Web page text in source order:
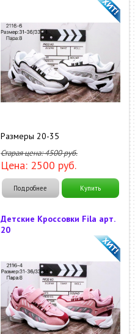
Размеры 20-35
Старая цена:4500руб.
Цена: 2500 руб.
Подробнее Купить
Детские Кроссовки Fila арт.
20